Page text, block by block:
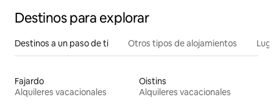
Destinos para explorar
Destinos a un paso de ti Otros tipos de alojamientos
Fajardo
Alquileres vacacionales
Oistins
Alquileres vacacionales